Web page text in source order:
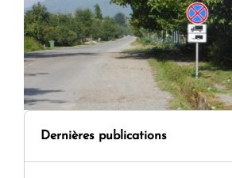
Dernières publications